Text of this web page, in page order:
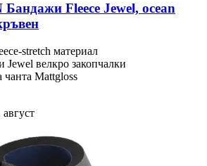
Бандажи Fleece Jewel, ocean
stretch материал
Jewel велкро закопчалки
Mattgloss